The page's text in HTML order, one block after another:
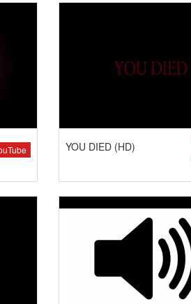
YOU DIED (HD)